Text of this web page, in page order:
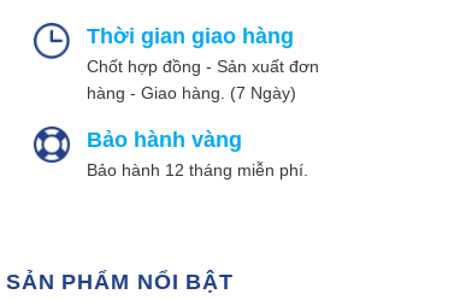
Thời gian giao hàng
Chốt hợp đồng - Sản xuất đơn
hàng - Giao hàng. (7 Ngày)
Bảo hành vàng
Bảo hành 12 tháng miễn phí.
SẢN PHẨM NỔI BẬT